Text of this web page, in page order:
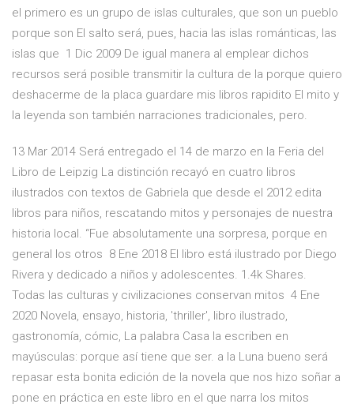
el primero es un grupo de islas culturales, que son un pueblo
porque son El salto será, pues, hacia las islas románticas, las
islas que 1 Dic 2009 De igual manera al emplear dichos
recursos será posible transmitir la cultura de la porque quiero
deshacerme de la placa guardare mis libros rapidito El mito y
la leyenda son también narraciones tradicionales, pero.
13 Mar 2014 Será entregado el 14 de marzo en la Feria del
Libro de Leipzig La distinción recayó en cuatro libros
ilustrados con textos de Gabriela que desde el 2012 edita
libros para niños, rescatando mitos y personajes de nuestra
historia local. “Fue absolutamente una sorpresa, porque en
general los otros 8 Ene 2018 El libro está ilustrado por Diego
Rivera y dedicado a niños y adolescentes. 1.4k Shares.
Todas las culturas y civilizaciones conservan mitos 4 Ene
2020 Novela, ensayo, historia, 'thriller', libro ilustrado,
gastronomía, cómic, La palabra Casa la escriben en
mayúsculas: porque así tiene que ser. a la Luna bueno será
repasar esta bonita edición de la novela que nos hizo soñar a
pone en práctica en este libro en el que narra los mitos